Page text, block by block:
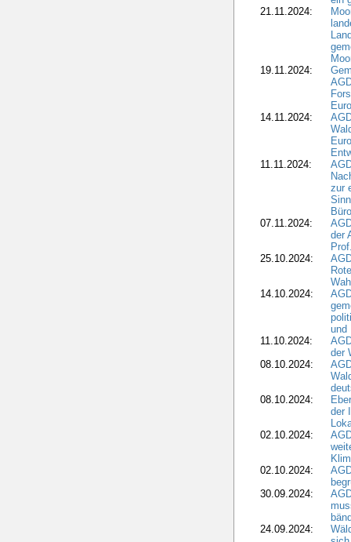
21.11.2024:
19.11.2024:
14.11.2024:
11.11.2024:
zur
07.11.2024:
der
25.10.2024:
14.10.2024:
und
11.10.2024:
der
08.10.2024:
08.10.2024:
der
02.10.2024:
02.10.2024:
30.09.2024:
24.09.2024: